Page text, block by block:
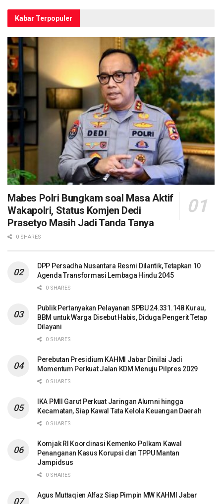
Kabar Terpopuler
Mabes Polri Bungkam soal Masa Aktif
Wakapolri, Status Komjen Dedi
Prasetyo Masih Jadi Tanda Tanya
0 SHARES
DPP Persadha Nusantara Resmi Dilantik, Tetapkan 10
Agenda Transformasi Lembaga Hindu 2045
0 SHARES
Publik Pertanyakan Pelayanan SPBU 24.331.148 Kurau,
BBM untuk Warga Disebut Habis, Diduga Pengerit Tetap
Dilayani
0 SHARES
Perebutan Presidium KAHMI Jabar Dinilai Jadi
Momentum Perkuat Jalan KDM Menuju Pilpres 2029
0 SHARES
IKA PMII Garut Perkuat Jaringan Alumni hingga
Kecamatan, Siap Kawal Tata Kelola Keuangan Daerah
0 SHARES
Komjak RI Koordinasi Kemenko Polkam Kawal
Penanganan Kasus Korupsi dan TPPU Mantan
Jampidsus
0 SHARES
Agus Muttaqien Alfaz Siap Pimpin MW KAHMI Jabar